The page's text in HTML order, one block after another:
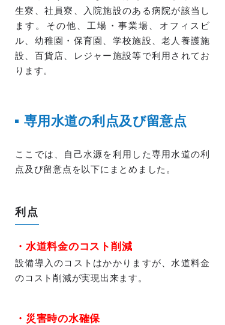
生寮、社員寮、入院施設のある病院が該当し
ます。その他、工場・事業場、オフィスビ
ル、幼稚園・保育園、学校施設、老人養護施
設、百貨店、レジャー施設等で利用されてお
ります。
専用水道の利点及び留意点
ここでは、自己水源を利用した専用水道の利
点及び留意点を以下にまとめました。
利点
・水道料金のコスト削減
設備導入のコストはかかりますが、水道料金
のコスト削減が実現出来ます。
・災害時の水確保